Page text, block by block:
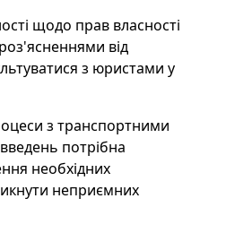
щодо прав власності
від
з юристами у
з транспортними
потрібна
необхідних
неприємних